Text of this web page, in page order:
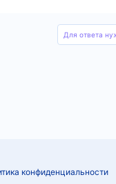
Для ответа
конфиденциальности